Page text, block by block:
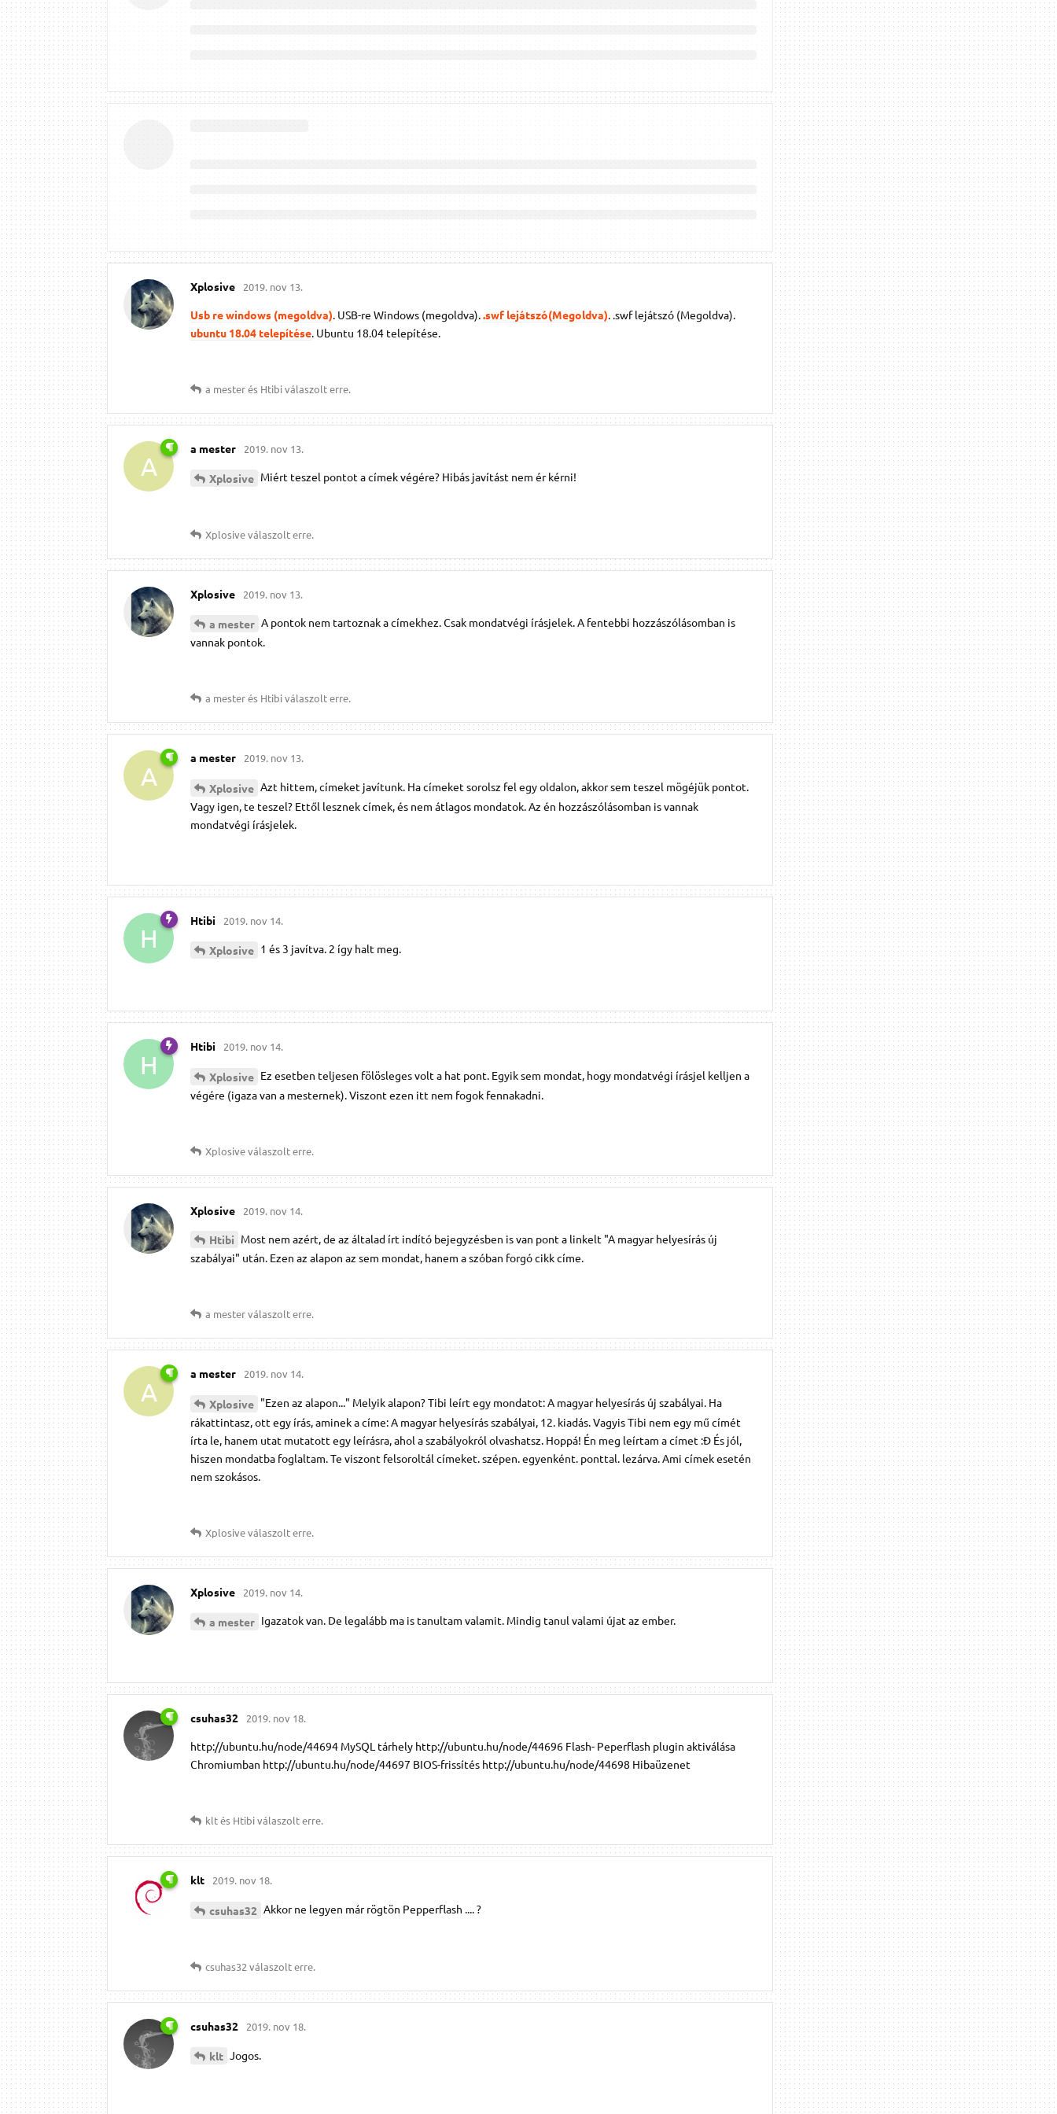
Xplosive 2019. nov 13.
Usb re windows (megoldva). USB-re Windows (megoldva)..swf lejátszó(Megoldva). .swf lejátszó (Megoldva).
ubuntu 18.04 telepítése. Ubuntu 18.04 telepítése.
a mesterés Htibiválaszolt erre.
A
a mester 2019. nov 13.
Xplosive Miért teszel pontot a címek végére? Hibás javítást nem ér kérni!
Xplosiveválaszolt erre.
Xplosive 2019. nov 13.
a mester A pontok nem tartoznak a címekhez. Csak mondatvégi írásjelek. A fentebbi hozzászólásomban is
vannak pontok.
a mesterés Htibiválaszolt erre.
A
a mester 2019. nov 13.
Xplosive Azt hittem, címeket javítunk. Ha címeket sorolsz fel egy oldalon, akkor sem teszel mögéjük pontot.
Vagy igen, te teszel? Ettől lesznek címek, és nem átlagos mondatok. Az én hozzászólásomban is vannak
mondatvégi írásjelek.
H
Htibi 2019. nov 14.
Xplosive 1 és 3 javítva. 2 így halt meg.
H
Htibi 2019. nov 14.
Xplosive Ez esetben teljesen fölösleges volt a hat pont. Egyik sem mondat, hogy mondatvégi írásjel kelljen a
végére (igaza van a mesternek). Viszont ezen itt nem fogok fennakadni.
Xplosiveválaszolt erre.
Xplosive 2019. nov 14.
Htibi Most nem azért, de az általad írt indító bejegyzésben is van pont a linkelt "A magyar helyesírás új
szabályai" után. Ezen az alapon az sem mondat, hanem a szóban forgó cikk címe.
a mesterválaszolt erre.
A
a mester 2019. nov 14.
Xplosive "Ezen az alapon..." Melyik alapon? Tibi leírt egy mondatot: A magyar helyesírás új szabályai. Ha
rákattintasz, ott egy írás, aminek a címe: A magyar helyesírás szabályai, 12. kiadás. Vagyis Tibi nem egy mű címét
írta le, hanem utat mutatott egy leírásra, ahol a szabályokról olvashatsz. Hoppá! Én meg leírtam a címet :Đ És jól,
hiszen mondatba foglaltam. Te viszont felsoroltál címeket. szépen. egyenként. ponttal. lezárva. Ami címek esetén
nem szokásos.
Xplosiveválaszolt erre.
Xplosive 2019. nov 14.
a mester Igazatok van. De legalább ma is tanultam valamit. Mindig tanul valami újat az ember.
csuhas32 2019. nov 18.
http://ubuntu.hu/node/44694 MySQL tárhely http://ubuntu.hu/node/44696 Flash- Peperflash plugin aktiválása
Chromiumban http://ubuntu.hu/node/44697 BIOS-frissítés http://ubuntu.hu/node/44698 Hibaüzenet
kltés Htibiválaszolt erre.
klt 2019. nov 18.
csuhas32 Akkor ne legyen már rögtön Pepperflash .... ?
csuhas32 válaszolt erre.
csuhas32 2019. nov 18.
klt Jogos.